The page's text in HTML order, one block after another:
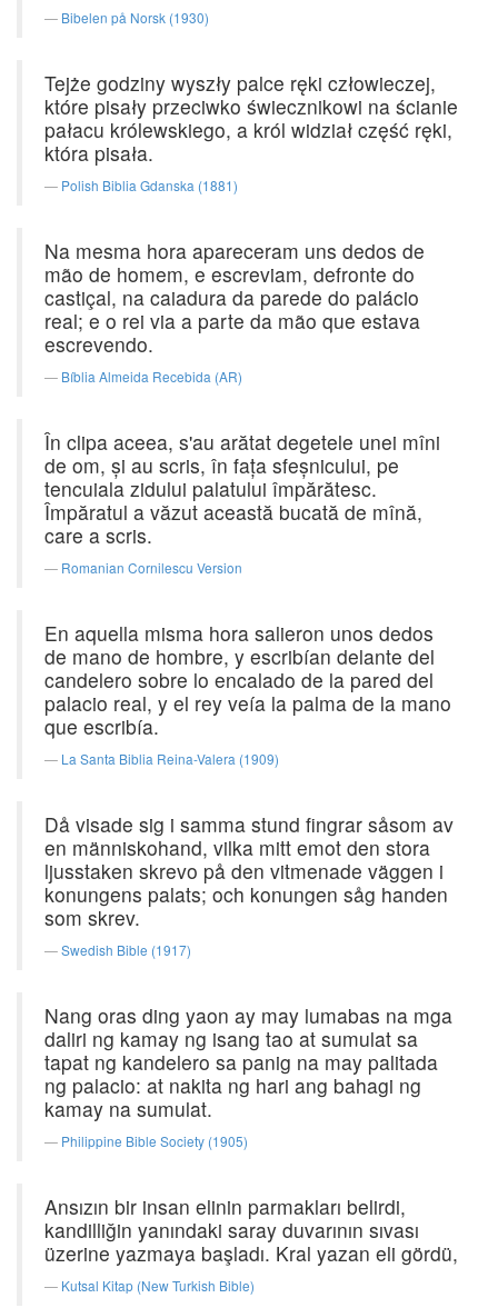
Bibelen på Norsk (1930)
Tejże godziny wyszły palce ręki człowieczej,
które pisały przeciwko świecznikowi na ścianie
pałacu królewskiego, a król widział część ręki,
która pisała.
Polish Biblia Gdanska (1881)
Na mesma hora apareceram uns dedos de
mão de homem, e escreviam, defronte do
castiçal, na caiadura da parede do palácio
real; e o rei via a parte da mão que estava
escrevendo.
Bíblia Almeida Recebida (AR)
În clipa aceea, s'au arătat degetele unei mîni
de om, şi au scris, în faţa sfeşnicului, pe
tencuiala zidului palatului împărătesc.
Împăratul a văzut această bucată de mînă,
care a scris.
Romanian Cornilescu Version
En aquella misma hora salieron unos dedos
de mano de hombre, y escribían delante del
candelero sobre lo encalado de la pared del
palacio real, y el rey veía la palma de la mano
que escribía.
La Santa Biblia Reina-Valera (1909)
Då visade sig i samma stund fingrar såsom av
en människohand, vilka mitt emot den stora
ljusstaken skrevo på den vitmenade väggen i
konungens palats; och konungen såg handen
som skrev.
Swedish Bible (1917)
Nang oras ding yaon ay may lumabas na mga
daliri ng kamay ng isang tao at sumulat sa
tapat ng kandelero sa panig na may palitada
ng palacio: at nakita ng hari ang bahagi ng
kamay na sumulat.
Philippine Bible Society (1905)
Ansızın bir insan elinin parmakları belirdi,
kandilliğin yanındaki saray duvarının sıvası
üzerine yazmaya başladı. Kral yazan eli gördü,
Kutsal Kitap (New Turkish Bible)